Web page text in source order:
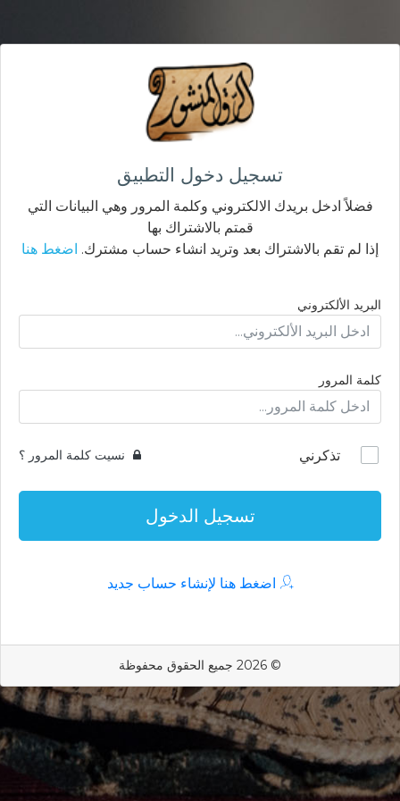
تسجيل دخول التطبيق
فضلاً ادخل بريدك الالكتروني وكلمة المرور وهي البيانات التي
قمتم بالاشتراك بها
إذا لم تقم بالاشتراك بعد وتريد انشاء حساب مشترك. اضغط هنا
البريد الألكتروني
كلمة المرور
تذكرني نسيت كلمة المرور ؟
تسجيل الدخول
اضغط هنا لإنشاء حساب جديد
© 2026 جميع الحقوق محفوظة